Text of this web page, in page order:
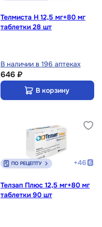
Телмиста Н 12,5 мг+80 мг
таблетки 28 шт
В наличии в 196 аптеках
646 ₽
В корзину
ПО РЕЦЕПТУ +46
Телзап Плюс 12,5 мг+80 мг
таблетки 90 шт